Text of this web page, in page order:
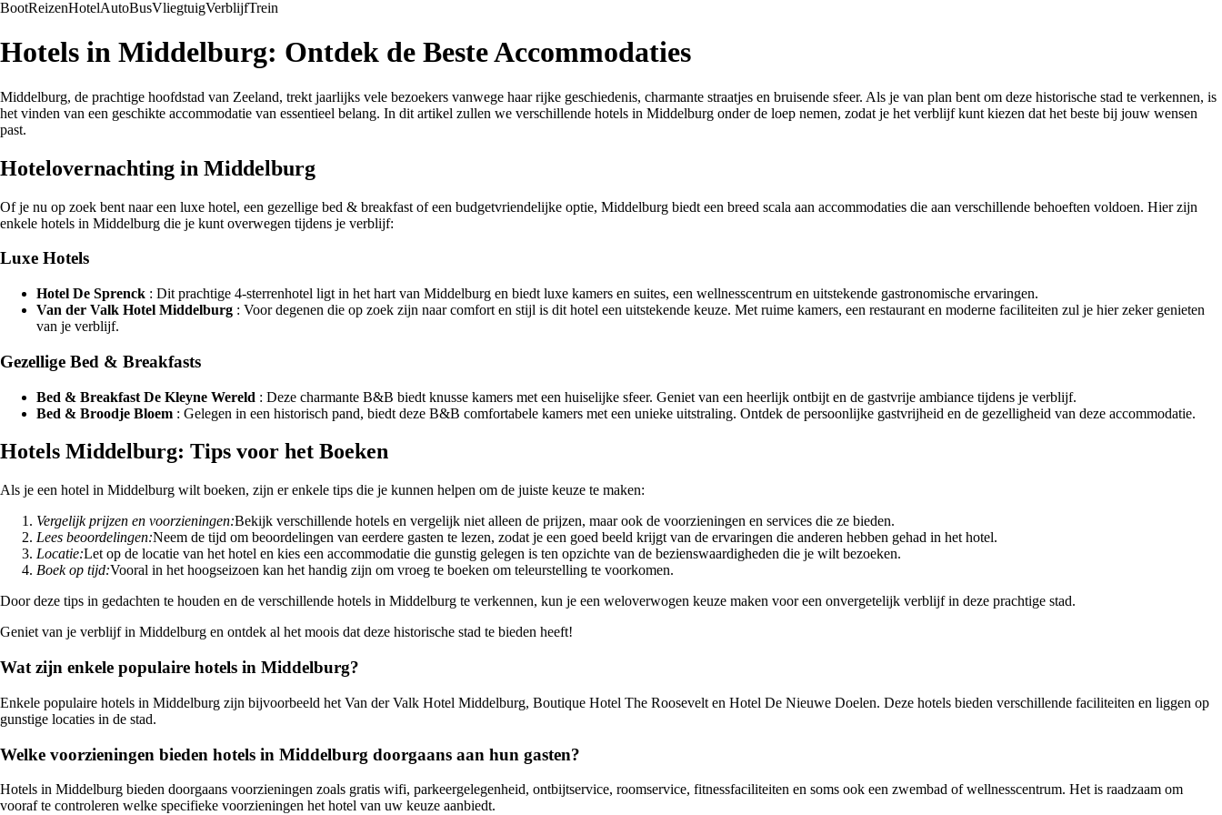
BootReizenHotelAutoBusVliegtuigVerblijfTrein
Hotels in Middelburg: Ontdek de Beste Accommodaties
Middelburg, de prachtige hoofdstad van Zeeland, trekt jaarlijks vele bezoekers vanwege haar rijke geschiedenis, charmante straatjes en bruisende sfeer. Als je van plan bent om deze historische stad te verkennen, is
het vinden van een geschikte accommodatie van essentieel belang. In dit artikel zullen we verschillende hotels in Middelburg onder de loep nemen, zodat je het verblijf kunt kiezen dat het beste bij jouw wensen
past.
Hotelovernachting in Middelburg
Of je nu op zoek bent naar een luxe hotel, een gezellige bed & breakfast of een budgetvriendelijke optie, Middelburg biedt een breed scala aan accommodaties die aan verschillende behoeften voldoen. Hier zijn
enkele hotels in Middelburg die je kunt overwegen tijdens je verblijf:
Luxe Hotels
Hotel De Sprenck : Dit prachtige 4-sterrenhotel ligt in het hart van Middelburg en biedt luxe kamers en suites, een wellnesscentrum en uitstekende gastronomische ervaringen.
Van der Valk Hotel Middelburg : Voor degenen die op zoek zijn naar comfort en stijl is dit hotel een uitstekende keuze. Met ruime kamers, een restaurant en moderne faciliteiten zul je hier zeker genieten
van je verblijf.
Gezellige Bed & Breakfasts
Bed & Breakfast De Kleyne Wereld : Deze charmante B&B biedt knusse kamers met een huiselijke sfeer. Geniet van een heerlijk ontbijt en de gastvrije ambiance tijdens je verblijf.
Bed & Broodje Bloem : Gelegen in een historisch pand, biedt deze B&B comfortabele kamers met een unieke uitstraling. Ontdek de persoonlijke gastvrijheid en de gezelligheid van deze accommodatie.
Hotels Middelburg: Tips voor het Boeken
Als je een hotel in Middelburg wilt boeken, zijn er enkele tips die je kunnen helpen om de juiste keuze te maken:
Vergelijk prijzen en voorzieningen:Bekijk verschillende hotels en vergelijk niet alleen de prijzen, maar ook de voorzieningen en services die ze bieden.
Lees beoordelingen:Neem de tijd om beoordelingen van eerdere gasten te lezen, zodat je een goed beeld krijgt van de ervaringen die anderen hebben gehad in het hotel.
Locatie:Let op de locatie van het hotel en kies een accommodatie die gunstig gelegen is ten opzichte van de bezienswaardigheden die je wilt bezoeken.
Boek op tijd:Vooral in het hoogseizoen kan het handig zijn om vroeg te boeken om teleurstelling te voorkomen.
Door deze tips in gedachten te houden en de verschillende hotels in Middelburg te verkennen, kun je een weloverwogen keuze maken voor een onvergetelijk verblijf in deze prachtige stad.
Geniet van je verblijf in Middelburg en ontdek al het moois dat deze historische stad te bieden heeft!
Wat zijn enkele populaire hotels in Middelburg?
Enkele populaire hotels in Middelburg zijn bijvoorbeeld het Van der Valk Hotel Middelburg, Boutique Hotel The Roosevelt en Hotel De Nieuwe Doelen. Deze hotels bieden verschillende faciliteiten en liggen op
gunstige locaties in de stad.
Welke voorzieningen bieden hotels in Middelburg doorgaans aan hun gasten?
Hotels in Middelburg bieden doorgaans voorzieningen zoals gratis wifi, parkeergelegenheid, ontbijtservice, roomservice, fitnessfaciliteiten en soms ook een zwembad of wellnesscentrum. Het is raadzaam om
vooraf te controleren welke specifieke voorzieningen het hotel van uw keuze aanbiedt.